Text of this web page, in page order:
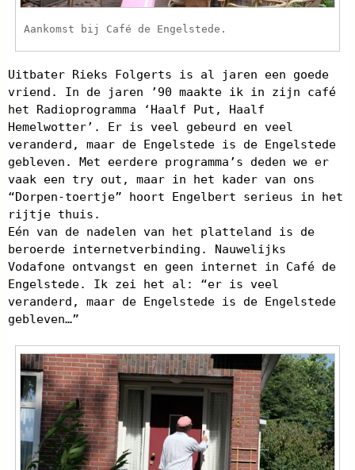
Aankomst bij Café de Engelstede.
Uitbater Rieks Folgerts is al jaren een goede
vriend. In de jaren ’90 maakte ik in zijn café
het Radioprogramma ‘Haalf Put, Haalf
Hemelwotter’. Er is veel gebeurd en veel
veranderd, maar de Engelstede is de Engelstede
gebleven. Met eerdere programma’s deden we er
vaak een try out, maar in het kader van ons
“Dorpen-toertje” hoort Engelbert serieus in het
rijtje thuis.
Eén van de nadelen van het platteland is de
beroerde internetverbinding. Nauwelijks
Vodafone ontvangst en geen internet in Café de
Engelstede. Ik zei het al: “er is veel
veranderd, maar de Engelstede is de Engelstede
gebleven…”